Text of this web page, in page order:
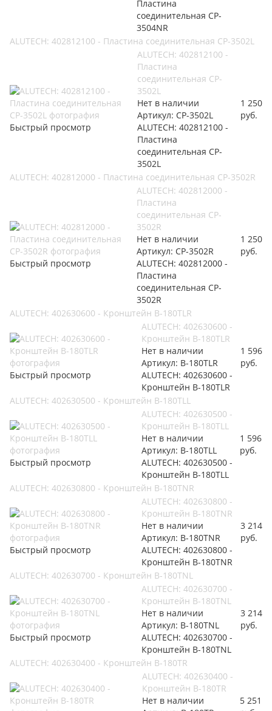
Пластина
соединительная CP-
3504NR
ALUTECH: 402812100 - Пластина соединительная CP-3502L
Быстрый просмотр
ALUTECH: 402812100 -
Пластина
соединительная CP-
3502L
Нет в наличии
Артикул: CP-3502L
ALUTECH: 402812100 -
Пластина
соединительная CP-
3502L
1 250
руб.
ALUTECH: 402812000 - Пластина соединительная CP-3502R
Быстрый просмотр
ALUTECH: 402812000 -
Пластина
соединительная CP-
3502R
Нет в наличии
Артикул: CP-3502R
ALUTECH: 402812000 -
Пластина
соединительная CP-
3502R
1 250
руб.
ALUTECH: 402630600 - Кронштейн B-180TLR
Быстрый просмотр
ALUTECH: 402630600 -
Кронштейн B-180TLR
Нет в наличии
Артикул: B-180TLR
ALUTECH: 402630600 -
Кронштейн B-180TLR
1 596
руб.
ALUTECH: 402630500 - Кронштейн B-180TLL
Быстрый просмотр
ALUTECH: 402630500 -
Кронштейн B-180TLL
Нет в наличии
Артикул: B-180TLL
ALUTECH: 402630500 -
Кронштейн B-180TLL
1 596
руб.
ALUTECH: 402630800 - Кронштейн B-180TNR
Быстрый просмотр
ALUTECH: 402630800 -
Кронштейн B-180TNR
Нет в наличии
Артикул: B-180TNR
ALUTECH: 402630800 -
Кронштейн B-180TNR
3 214
руб.
ALUTECH: 402630700 - Кронштейн B-180TNL
Быстрый просмотр
ALUTECH: 402630700 -
Кронштейн B-180TNL
Нет в наличии
Артикул: B-180TNL
ALUTECH: 402630700 -
Кронштейн B-180TNL
3 214
руб.
ALUTECH: 402630400 - Кронштейн B-180TR
ALUTECH: 402630400 -
Кронштейн B-180TR
Нет в наличии
5 251